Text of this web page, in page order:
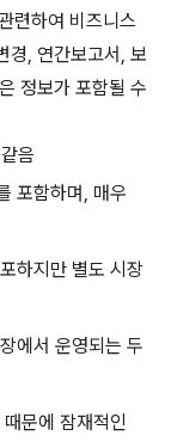
련하여 비즈니스
경, 연간보고서, 보
정보가 포함될 수
음
포함하며, 매우
하지만 별도 시장
에서 운영되는 두
문에 잠재적인